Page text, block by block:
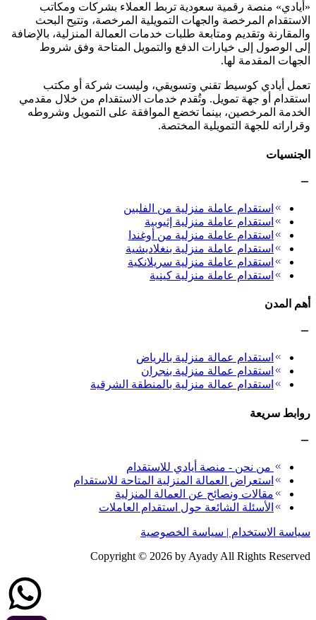
«أيادي» منصة رقمية سعودية تربط العملاء بشركات ومكاتب
الاستقدام المرخصة والجهات التمويلية المرخصة، وتتيح البحث
والمقارنة وتقديم ومتابعة طلبات خدمات العمالة المنزلية، بالإضافة
إلى الوصول إلى خيارات الدفع والتمويل المتاحة وفق شروط
الجهات المقدمة لها.
تعمل أيادي كوسيط تقني وتسويقي، وليست شركة أو مكتب
استقدام أو جهة تمويل. وتُقدم خدمات الاستقدام من خلال مقدمي
الخدمة المرخصين، بينما تخضع الموافقة على التمويل وشروطه
وقراراته للجهة التمويلية المختصة.
الجنسيات
استقدام عاملة منزلية من الفلبين
استقدام عاملة منزلية إثيوبية
استقدام عاملة منزلية من أوغندا
استقدام عاملة منزلية بنغلاديشية
استقدام عاملة منزلية سريلانكية
استقدام عاملة منزلية كينية
أهم المدن
استقدام عمالة منزلية بالرياض
استقدام عمالة منزلية بنجران
استقدام عمالة منزلية بالمنطقة الشرقية
روابط سريعة
من نحن - منصة أيادي للاستقدام
استعراض العمالة المنزلية المتاحة للاستقدام
مقالات ونصائح عن العمالة المنزلية
الأسئلة الشائعة حول استقدام العاملات
سياسة الاستخدام | سياسة الخصوصية
Copyright © 2026 by Ayady All Rights Reserved